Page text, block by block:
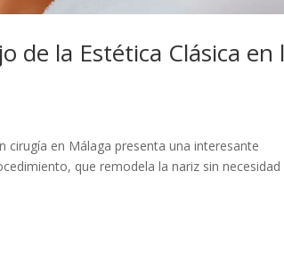
de la Estética Clásica en
cirugía en Málaga presenta una interesante
que remodela la nariz sin necesidad